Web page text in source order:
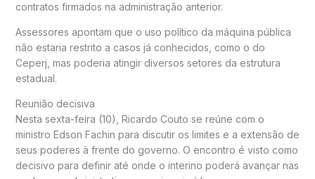
contratos firmados na administração anterior.
Assessores apontam que o uso político da máquina pública
não estaria restrito a casos já conhecidos, como o do
Ceperj, mas poderia atingir diversos setores da estrutura
estadual.
Reunião decisiva
Nesta sexta-feira (10), Ricardo Couto se reúne com o
ministro Edson Fachin para discutir os limites e a extensão de
seus poderes à frente do governo. O encontro é visto como
decisivo para definir até onde o interino poderá avançar nas